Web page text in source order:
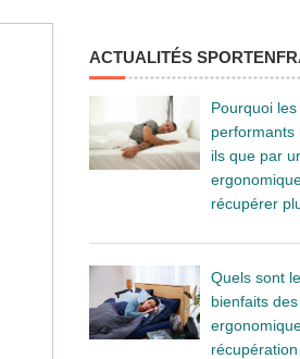
ACTUALITÉS
Pourquoi
performants
ils que par
récupérer
Quels sont
bienfaits